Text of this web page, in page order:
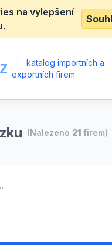
na vylepšení
katalog importních a
exportních firem
(Nalezeno 21 firem)